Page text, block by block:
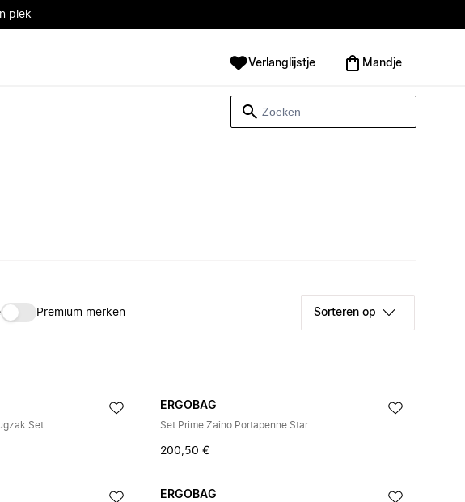
plek
Verlanglijstje Mandje
Premium merken Sorteren op
Set
ERGOBAG
Set Prime Zaino Portapenne Star
200,50 €
ERGOBAG